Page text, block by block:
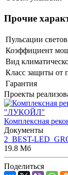
Прочие
Пульсации
Коэффициент
Вид
Класс защиты от
Гарантия
Проекты
Комплексная
Документы
2_BEST-
19.8 Мб
Поделиться